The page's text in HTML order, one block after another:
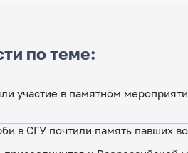
по теме:
участие в памятном
в СГУ почтили память павших